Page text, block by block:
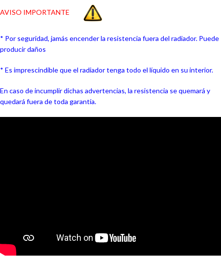
AVISO IMPORTANTE
* Por seguridad, jamás encender la resistencia fuera del radiador. Puede
producir daños
* Es imprescindible que el radiador tenga todo el líquido en su interior.
En caso de incumplir dichas advertencias, la resistencia se quemará y
quedará fuera de toda garantía.